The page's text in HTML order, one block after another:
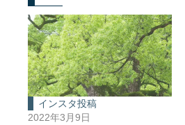
インスタ投稿
2022年3月9日